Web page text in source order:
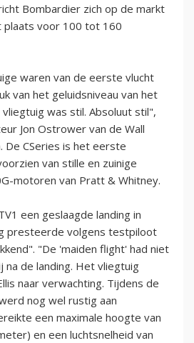
Bombardier zich op de markt
plaats voor 100 tot 160
waren van de eerste vlucht
van het geluidsniveau van het
was stil. Absoluut stil",
Jon Ostrower van de Wall
De CSeries is het eerste
van stille en zuinige
motoren van Pratt & Whitney.
een geslaagde landing in
presteerde volgens testpiloot
"De 'maiden flight' had niet
na de landing. Het vliegtuig
naar verwachting. Tijdens de
nog wel rustig aan
een maximale hoogte van
en een luchtsnelheid van